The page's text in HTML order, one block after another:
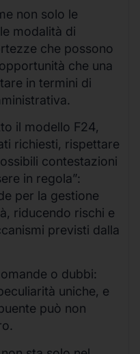
non solo le
modalità di
che possono
che una
in termini di
il modello F24,
richiesti, rispettare
contestazioni
in regola”:
per la gestione
riducendo rischi e
previsti dalla
o dubbi:
uniche, e
può non